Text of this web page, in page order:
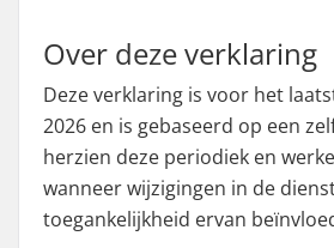
Over deze verklaring
Deze verklaring is voor het
2026 en is gebaseerd op een
herzien deze periodiek en
wanneer wijzigingen in de
toegankelijkheid ervan